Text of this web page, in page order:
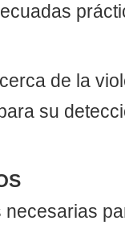
de la
su